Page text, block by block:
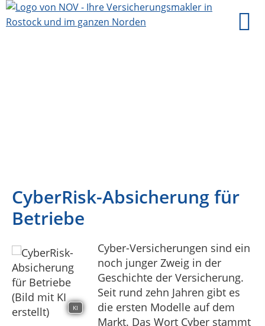
CyberRisk-Absicherung für
Betriebe
KI
Cyber-Versicherungen sind ein
noch junger Zweig in der
Geschichte der Versicherung.
Seit rund zehn Jahren gibt es
die ersten Modelle auf dem
Markt. Das Wort Cyber stammt